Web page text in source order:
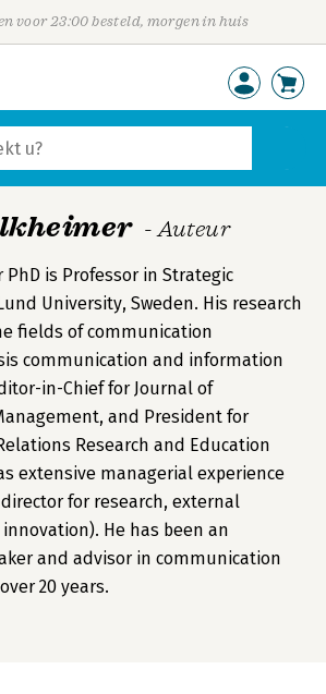
voor 23:00 besteld, morgen in huis
- Auteur
PhD is Professor in Strategic
University, Sweden. His research
fields of communication
communication and information
in-Chief for Journal of
and President for
Research and Education
extensive managerial experience
for research, external
He has been an
and advisor in communication
20 years.